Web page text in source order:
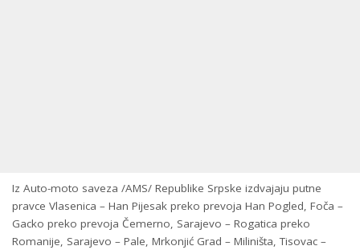
Iz Auto-moto saveza /AMS/ Republike Srpske izdvajaju putne
pravce Vlasenica – Han Pijesak preko prevoja Han Pogled, Foča –
Gacko preko prevoja Čemerno, Sarajevo – Rogatica preko
Romanije, Sarajevo – Pale, Mrkonjić Grad – Miliništa, Tisovac –